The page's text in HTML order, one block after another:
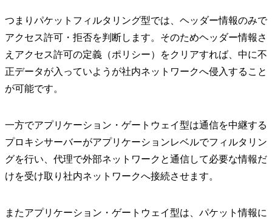
つまりパケットフィルタリング型では、ヘッダー情報のみで
アクセス許可・拒否を判断します。そのためヘッダー情報さ
えアクセス許可の定義（ポリシー）をクリアすれば、中に不
正データが入っていようが社内ネットワークへ侵入すること
が可能です。
一方でアプリケーション・ゲートウェイ型は通信を中継する
プロキシサーバーがアプリケーションレベルでフィルタリン
グを行い、代理で外部ネットワークと通信して必要な情報だ
けを受け取り社内ネットワークへ接続させます。
またアプリケーション・ゲートウェイ型は、パケット情報に